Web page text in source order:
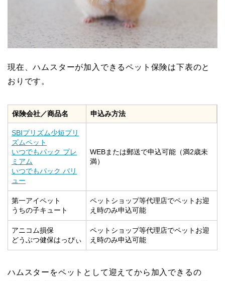
現在、ハムスターが加入できるペット保険は下表のと
おりです。
保険会社／商品名 申込み方法
SBIプリズム少短プリ
ズムペット
いつでもパック プレ
ミアム
いつでもパック バリ
ュー
WEBまたは郵送で申込可能（満2歳未
満）
第一アイペット
うちの子キュート
ペットショップ等代理店でペットお迎
え時のみ申込可能
アニコム損保
どうぶつ健保はっぴぃ
ペットショップ等代理店でペットお迎
え時のみ申込可能
ハムスターをペットとして迎えてから加入できるの